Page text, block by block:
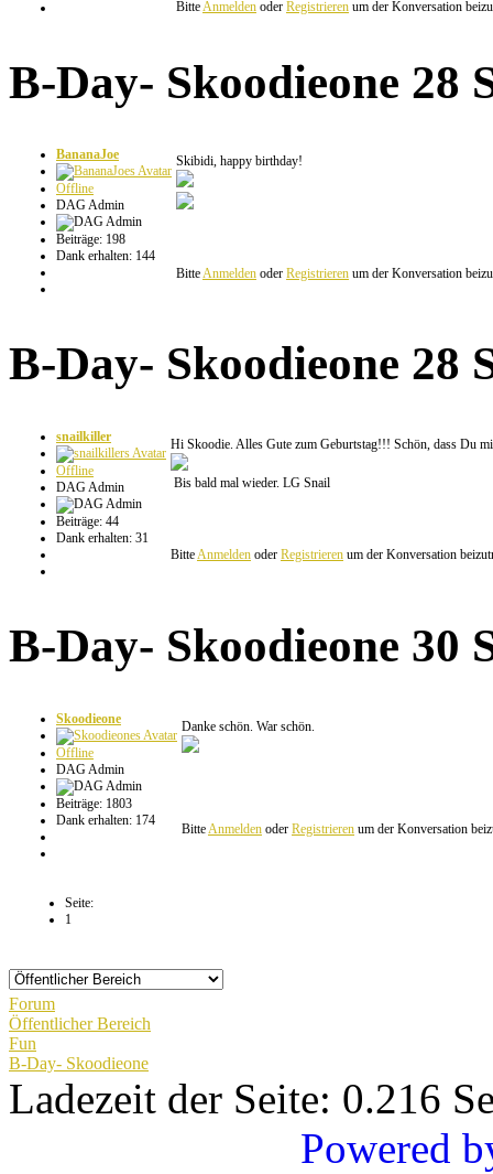
Bitte Anmelden oder Registrieren um der Konversation
B-Day- Skoodieone 28
BananaJoe
Offline
DAG Admin
Beiträge: 198
Dank erhalten: 144
Skibidi, happy birthday!
BitteAnmelden oder Registrieren um der Konversation
B-Day- Skoodieone 28
snailkiller
Offline
DAG Admin
Beiträge: 44
Dank erhalten: 31
Hi Skoodie. Alles Gute zum Geburtstag!!! Schön, dass Du
Bis bald mal wieder. LG Snail
BitteAnmelden oder Registrieren um der Konversation
B-Day- Skoodieone 30
Skoodieone
Offline
DAG Admin
Beiträge: 1803
Dank erhalten: 174
Danke schön. War schön.
BitteAnmelden oder Registrieren um der Konversation
Seite:
1
Forum
Öffentlicher Bereich
Fun
B-Day- Skoodieone
Ladezeit der Seite: 0.216
Powered